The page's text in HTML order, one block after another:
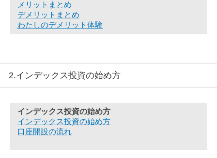
メリットまとめ
デメリットまとめ
わたしのデメリット体験
2.インデックス投資の始め方
インデックス投資の始め方
インデックス投資の始め方
口座開設の流れ